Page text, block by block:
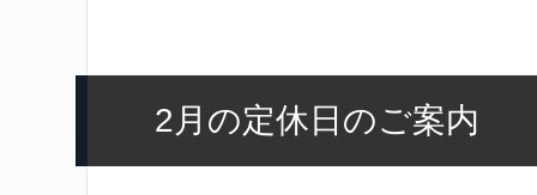
2月の定休日のご案内